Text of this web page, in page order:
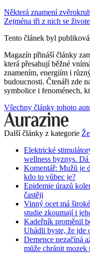
Některá znamení
Zejména tři z nich se
Tento článek byl
Magazín přináší články
která přesahují běžné
znamením, energiím i
budoucnosti. Čtenáři zde
symbolice i fenoménech,
Všechny články tohoto
Další články z kategorie
Elektrické
wellness byznys.
Komentář: Mužů je
kdo to vůbec je?
Epidemie úrazů
častěji
Vinný ocet má
studie zkoumají i
Kadeřník proměnil
Uhádli byste, že jde
Demence nezačíná
může chránit